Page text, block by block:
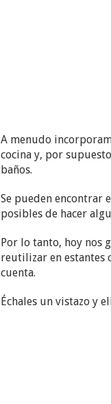
A menudo
cocina y, por
baños.
Se pueden encontrar
posibles de hacer
Por lo tanto, hoy nos
reutilizar en estantes
cuenta.
Échales un vistazo y